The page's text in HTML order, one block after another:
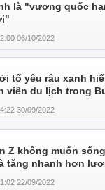
là "vương quốc
06/10/2022
tố yêu râu xanh
viên du lịch trong
30/09/2022
Z không muốn
tăng nhanh hơn
22/09/2022